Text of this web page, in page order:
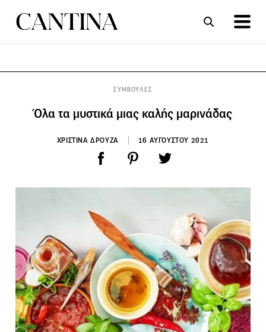
ΣΥΜΒΟΥΛΕΣ
Όλα τα μυστικά μιας καλής μαρινάδας
ΧΡΙΣΤΙΝΑ ΔΡΟΥΖΑ 16 ΑΥΓΟΥΣΤΟΥ 2021